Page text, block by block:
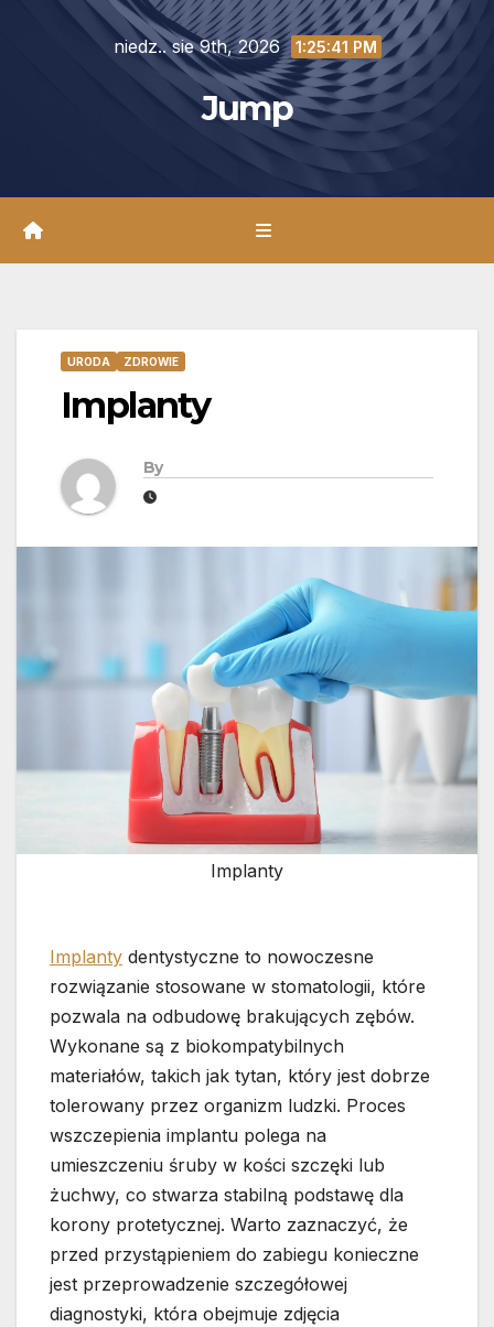
niedz.. sie 9th, 2026 1:25:42 PM
Jump
URODA ZDROWIE
Implanty
By
Implanty
Implanty dentystyczne to nowoczesne
rozwiązanie stosowane w stomatologii, które
pozwala na odbudowę brakujących zębów.
Wykonane są z biokompatybilnych
materiałów, takich jak tytan, który jest dobrze
tolerowany przez organizm ludzki. Proces
wszczepienia implantu polega na
umieszczeniu śruby w kości szczęki lub
żuchwy, co stwarza stabilną podstawę dla
korony protetycznej. Warto zaznaczyć, że
przed przystąpieniem do zabiegu konieczne
jest przeprowadzenie szczegółowej
diagnostyki, która obejmuje zdjęcia